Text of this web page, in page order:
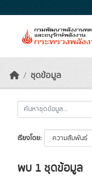
ชุดข้อมูล
เรียงโดย
พบ 1 ชุดข้อมูล